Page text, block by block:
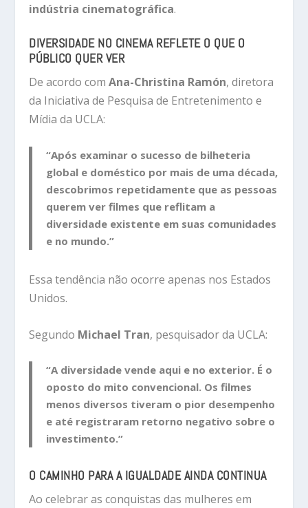
indústria cinematográfica.
DIVERSIDADE NO CINEMA REFLETE O QUE O
PÚBLICO QUER VER
De acordo comAna-Christina Ramón, diretora
da Iniciativa de Pesquisa de Entretenimento e
Mídia da UCLA:
“Após examinar o sucesso de bilheteria
global e doméstico por mais de uma década,
descobrimos repetidamente que as pessoas
querem ver filmes que reflitam a
diversidade existente em suas comunidades
e no mundo.”
Essa tendência não ocorre apenas nos Estados
Unidos.
Segundo Michael Tran, pesquisador da UCLA:
“A diversidade vende aqui e no exterior. É o
oposto do mito convencional. Os filmes
menos diversos tiveram o pior desempenho
e até registraram retorno negativo sobre o
investimento.”
O CAMINHO PARA A IGUALDADE AINDA CONTINUA
Ao celebrar as conquistas das mulheres em